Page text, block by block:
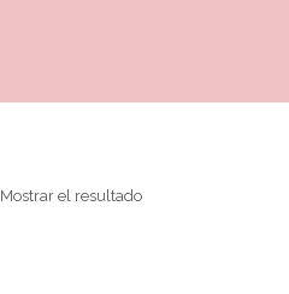
Mostrar el resultado